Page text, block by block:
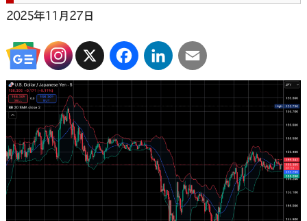
2025年11月27日
X FacebookLinkedInEmail